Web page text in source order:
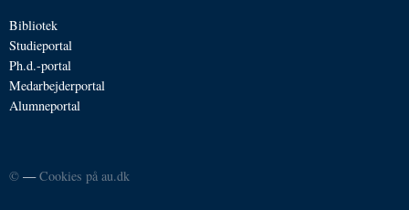
Bibliotek
Studieportal
Ph.d.-portal
Medarbejderportal
Alumneportal
© —Cookies på au.dk